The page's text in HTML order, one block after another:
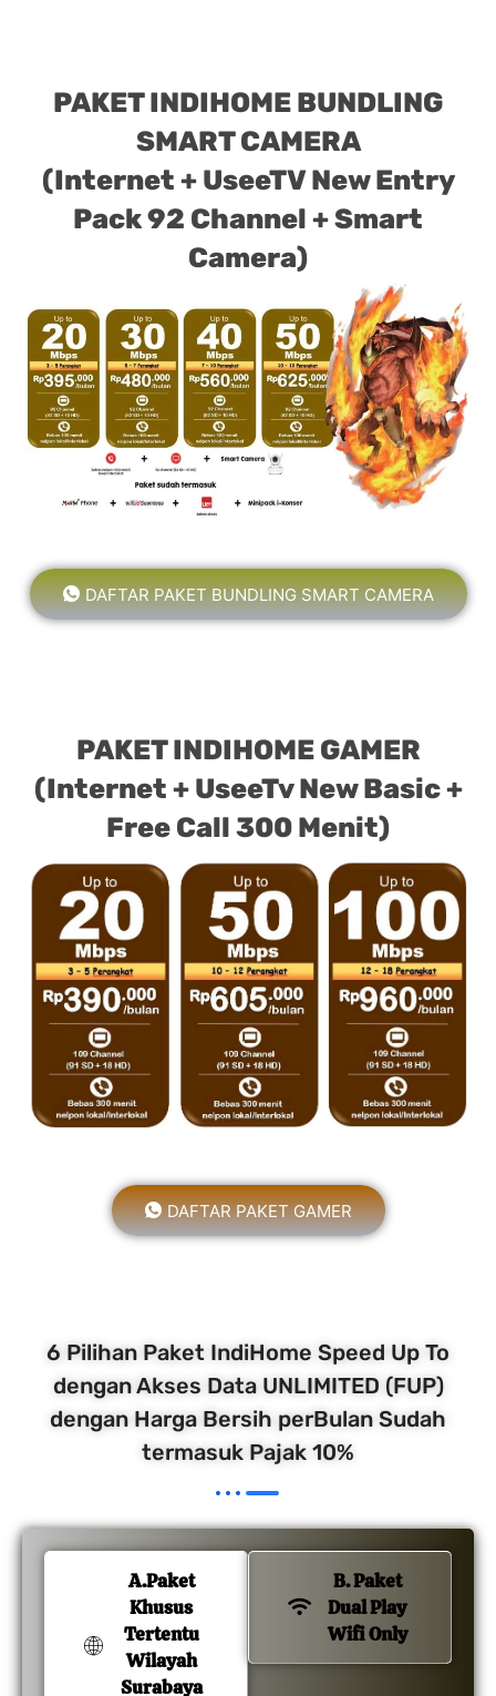
PAKET INDIHOME BUNDLING
SMART CAMERA
(Internet + UseeTV New Entry
Pack 92 Channel + Smart
Camera)
DAFTAR PAKET BUNDLING SMART CAMERA
PAKET INDIHOME GAMER
(Internet + UseeTv New Basic +
Free Call 300 Menit)
DAFTAR PAKET GAMER
6 Pilihan Paket IndiHome Speed Up To
dengan Akses Data UNLIMITED (FUP)
dengan Harga Bersih perBulan Sudah
termasuk Pajak 10%
A.Paket
Khusus
Tertentu
Wilayah
Surabaya
B. Paket
Dual Play
Wifi Only